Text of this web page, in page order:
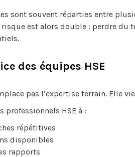
sont souvent réparties entre
est alors double : perdre du
des équipes HSE
pas l’expertise terrain. Elle
HSE à :
répétitives
disponibles
rapports